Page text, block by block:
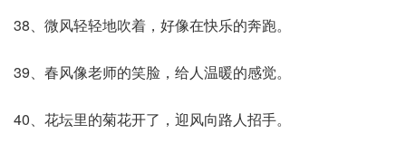
38、微风轻轻地吹着，好像在快乐的奔跑。
39、春风像老师的笑脸，给人温暖的感觉。
40、花坛里的菊花开了，迎风向路人招手。